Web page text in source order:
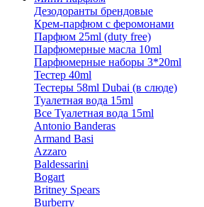
Дезодоранты брендовые
Крем-парфюм с феромонами
Парфюм 25ml (duty free)
Парфюмерные масла 10ml
Парфюмерные наборы 3*20ml
Тестер 40ml
Тестеры 58ml Dubai (в слюде)
Туалетная вода 15ml
Все Туалетная вода 15ml
Antonio Banderas
Armand Basi
Azzaro
Baldessarini
Bogart
Britney Spears
Burberry